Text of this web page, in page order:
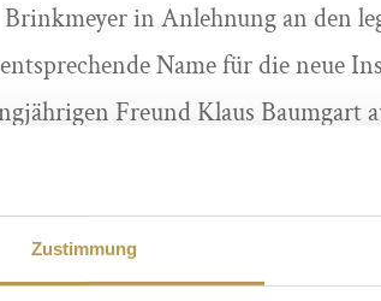
Zustimmung
Brinkmeyer in Anlehnung an den
entsprechende Name für die neue
Freund Klaus Baumgart
am 7. Oktober 2002 die
gehören u. a. die Erweiterung des